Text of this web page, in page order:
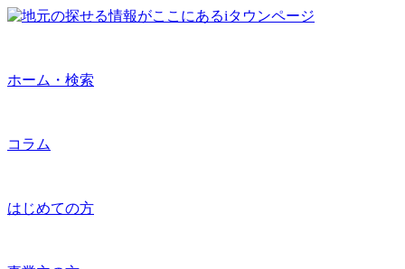
ホーム・検索
コラム
はじめての方